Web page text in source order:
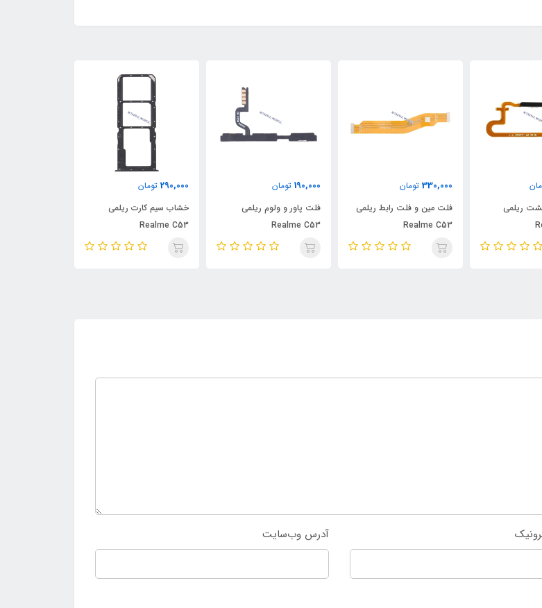
ریلمی
330,000 تومان
فلت مین و فلت رابط ریلمی
Realme C53
190,000 تومان
فلت پاور و ولوم ریلمی
Realme C53
290,000 تومان
خشاب سیم کارت ریلمی
Realme C53
آدرس وب‌سایت